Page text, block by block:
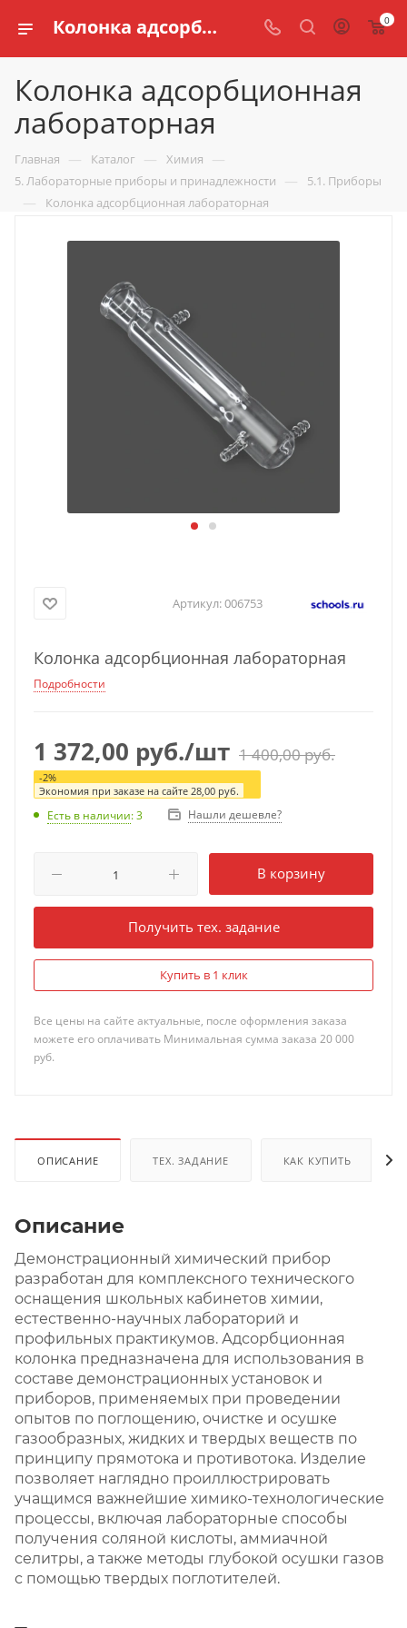
Колонка адсорбционная лабораторная купить по доступной цене в интернет магазине schools.ru 0
Колонка адсорбционная
лабораторная
Главная — Каталог — Химия —
5. Лабораторные приборы и принадлежности — 5.1. Приборы
— Колонка адсорбционная лабораторная
Артикул:006753
Колонка адсорбционная лабораторная
Подробности
1 372,00 руб./шт 1 400,00руб.
-2%
Экономия при заказе на сайте 28,00 руб.
Есть в наличии: 3 Нашли дешевле?
В корзину
Получить тех. задание
Купить в 1 клик
Все цены на сайте актуальные, после оформления заказа
можете его оплачивать Минимальная сумма заказа 20 000
руб.
ОПИСАНИЕ ТЕХ. ЗАДАНИЕ КАК КУПИТЬ
Описание
Демонстрационный химический прибор
разработан для комплексного технического
оснащения школьных кабинетов химии,
естественно-научных лабораторий и
профильных практикумов. Адсорбционная
колонка предназначена для использования в
составе демонстрационных установок и
приборов, применяемых при проведении
опытов по поглощению, очистке и осушке
газообразных, жидких и твердых веществ по
принципу прямотока и противотока. Изделие
позволяет наглядно проиллюстрировать
учащимся важнейшие химико-технологические
процессы, включая лабораторные способы
получения соляной кислоты, аммиачной
селитры, а также методы глубокой осушки газов
с помощью твердых поглотителей.